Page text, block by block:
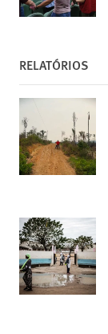
RELATÓRIOS